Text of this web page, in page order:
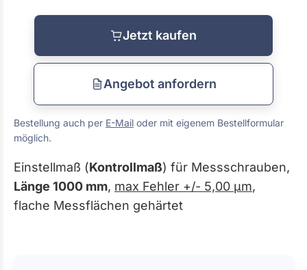
Jetzt kaufen
Angebot anfordern
Bestellung auch per E-Mail oder mit eigenem Bestellformular
möglich.
Einstellmaß (Kontrollmaß) für Messschrauben,
Länge 1000 mm, max Fehler +/- 5,00 µm,
flache Messflächen gehärtet